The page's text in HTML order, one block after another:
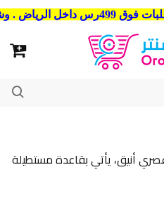
المملكة العربية السعودية
أنيق، يأتي بقاعدة مستطيلة